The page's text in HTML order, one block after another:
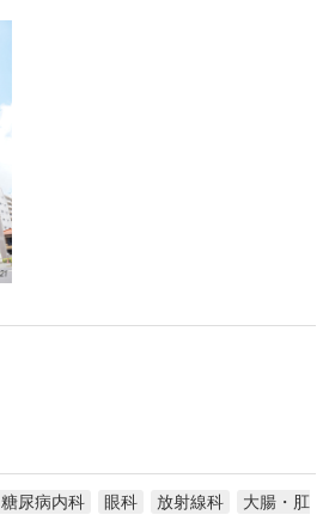
糖尿病内科 眼科 放射線科
大腸・肛